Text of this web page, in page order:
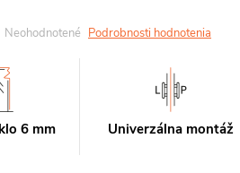
Neohodnotené Podrobnosti hodnotenia
6 mm Univerzálna montáž